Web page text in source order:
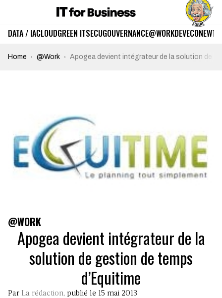
DATA / IACLOUDGREEN ITSECUGOUVERNANCE@WORKDEVECO
Home @Work Apogea devient intégrateur de la solution de
@WORK
Apogea devient intégrateur de la
solution de gestion de temps
d’Equitime
Par La rédaction, publié le 15 mai 2013